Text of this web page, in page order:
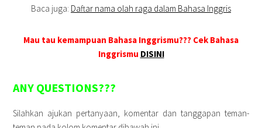
Baca juga: Daftar nama olah raga dalam Bahasa Inggris
Mau tau kemampuan Bahasa Inggrismu??? Cek Bahasa
Inggrismu DISINI
ANY QUESTIONS???
Silahkan ajukan pertanyaan, komentar dan tanggapan teman-